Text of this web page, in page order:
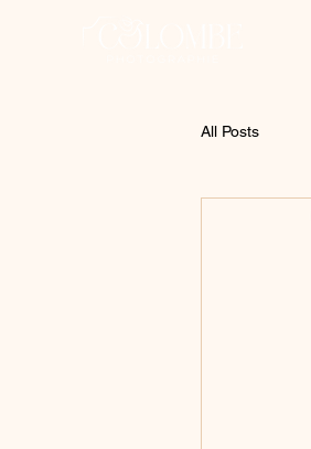
All Posts